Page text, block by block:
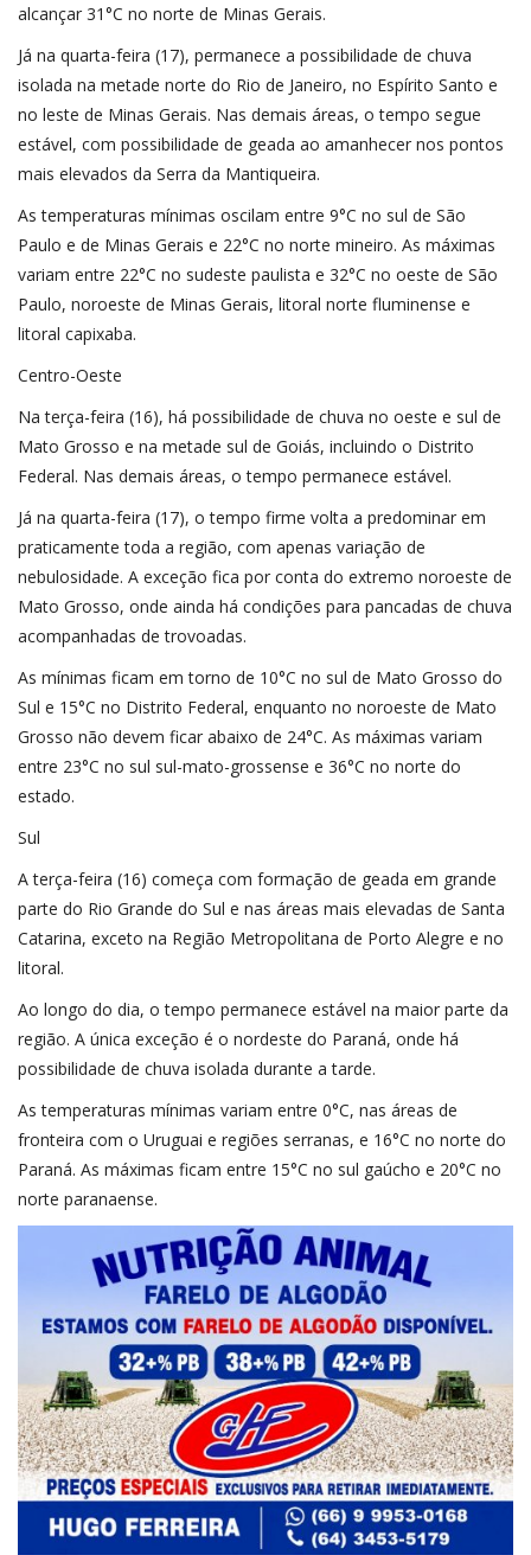
alcançar 31°C no norte de Minas Gerais.
Já na quarta-feira (17), permanece a possibilidade de chuva
isolada na metade norte do Rio de Janeiro, no Espírito Santo e
no leste de Minas Gerais. Nas demais áreas, o tempo segue
estável, com possibilidade de geada ao amanhecer nos pontos
mais elevados da Serra da Mantiqueira.
As temperaturas mínimas oscilam entre 9°C no sul de São
Paulo e de Minas Gerais e 22°C no norte mineiro. As máximas
variam entre 22°C no sudeste paulista e 32°C no oeste de São
Paulo, noroeste de Minas Gerais, litoral norte fluminense e
litoral capixaba.
Centro-Oeste
Na terça-feira (16), há possibilidade de chuva no oeste e sul de
Mato Grosso e na metade sul de Goiás, incluindo o Distrito
Federal. Nas demais áreas, o tempo permanece estável.
Já na quarta-feira (17), o tempo firme volta a predominar em
praticamente toda a região, com apenas variação de
nebulosidade. A exceção fica por conta do extremo noroeste de
Mato Grosso, onde ainda há condições para pancadas de chuva
acompanhadas de trovoadas.
As mínimas ficam em torno de 10°C no sul de Mato Grosso do
Sul e 15°C no Distrito Federal, enquanto no noroeste de Mato
Grosso não devem ficar abaixo de 24°C. As máximas variam
entre 23°C no sul sul-mato-grossense e 36°C no norte do
estado.
Sul
A terça-feira (16) começa com formação de geada em grande
parte do Rio Grande do Sul e nas áreas mais elevadas de Santa
Catarina, exceto na Região Metropolitana de Porto Alegre e no
litoral.
Ao longo do dia, o tempo permanece estável na maior parte da
região. A única exceção é o nordeste do Paraná, onde há
possibilidade de chuva isolada durante a tarde.
As temperaturas mínimas variam entre 0°C, nas áreas de
fronteira com o Uruguai e regiões serranas, e 16°C no norte do
Paraná. As máximas ficam entre 15°C no sul gaúcho e 20°C no
norte paranaense.